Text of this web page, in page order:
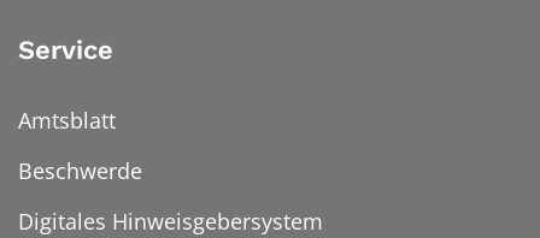
Service
Amtsblatt
Beschwerde
Digitales Hinweisgebersystem